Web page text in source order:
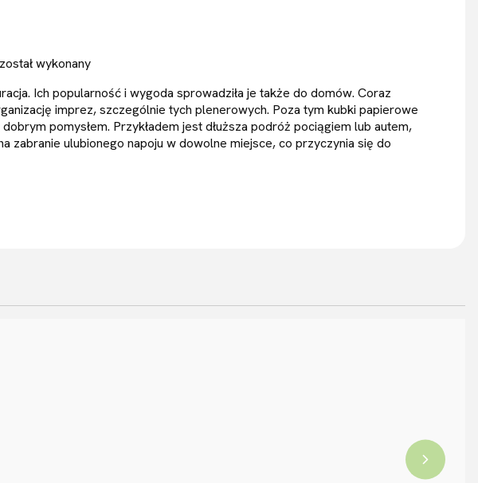
wykonany
Ich popularność i wygoda sprowadziła je także do domów. Coraz
imprez, szczególnie tych plenerowych. Poza tym kubki papierowe
pomysłem. Przykładem jest dłuższa podróż pociągiem lub autem,
ulubionego napoju w dowolne miejsce, co przyczynia się do